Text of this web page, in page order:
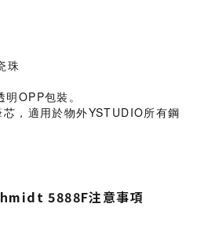
珠
OPP包裝。
，適用於物外YSTUDIO所有鋼
5888F注意事項